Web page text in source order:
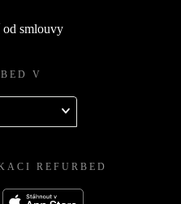
od smlouvy
V
REFURBED